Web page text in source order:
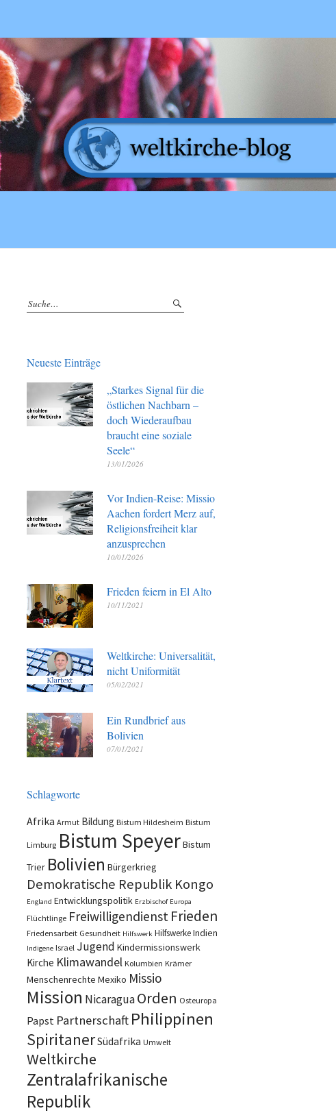
Neueste Einträge
„Starkes Signal für die
östlichen Nachbarn –
doch Wiederaufbau
braucht eine soziale
Seele“
13/01/2026
Vor Indien-Reise: Missio
Aachen fordert Merz auf,
Religionsfreiheit klar
anzusprechen
10/01/2026
Frieden feiern in El Alto
10/11/2021
Weltkirche: Universalität,
nicht Uniformität
05/02/2021
Ein Rundbrief aus
Bolivien
07/01/2021
Schlagworte
Afrika Armut Bildung Bistum Hildesheim Bistum
Limburg Bistum SpeyerBistum
Trier Bolivien Bürgerkrieg
Demokratische Republik Kongo
England Entwicklungspolitik Erzbischof Europa
Flüchtlinge Freiwilligendienst Frieden
Friedensarbeit Gesundheit Hilfswerk HilfswerkeIndien
Indigene Israel Jugend Kindermissionswerk
Kirche Klimawandel Kolumbien Krämer
Menschenrechte Mexiko Missio
Mission NicaraguaOrden Osteuropa
Papst Partnerschaft Philippinen
SpiritanerSüdafrika Umwelt
Weltkirche
Zentralafrikanische
Republik